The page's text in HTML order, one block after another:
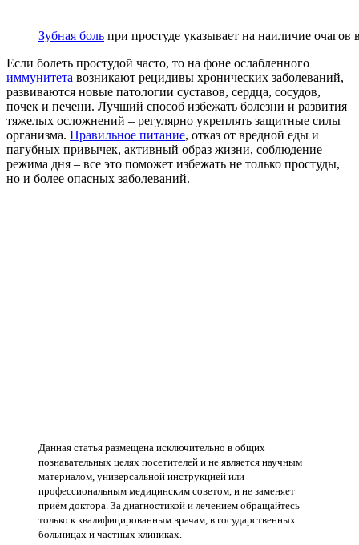
Зубная боль при простуде указывает на наиличие очагов
Если болеть простудой часто, то на фоне ослабленного
иммунитета возникают рецидивы хронических заболеваний,
развиваются новые патологии суставов, сердца, сосудов,
почек и печени. Лучший способ избежать болезни и развития
тяжелых осложнений – регулярно укреплять защитные силы
организма. Правильное питание, отказ от вредной еды и
пагубных привычек, активный образ жизни, соблюдение
режима дня – все это поможет избежать не только простуды,
но и более опасных заболеваний.
Данная статья размещена исключительно в общих
познавательных целях посетителей и не является научным
материалом, универсальной инструкцией или
профессиональным медицинским советом, и не заменяет
приём доктора. За диагностикой и лечением обращайтесь
только к квалифицированным врачам, в государственных
больницах и частных клиниках.